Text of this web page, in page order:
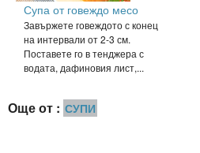
Супа от говеждо месо
Завържете говеждото с конец
на интервали от 2-3 см.
Поставете го в тенджера с
водата, дафиновия лист,...
Още от : СУПИ